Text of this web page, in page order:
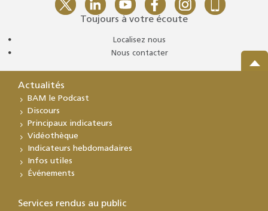
Toujours à votre écoute
Localisez nous
Nous contacter
Actualités
BAM le Podcast
Discours
Principaux indicateurs
Vidéothèque
Indicateurs hebdomadaires
Infos utiles
Événements
Services rendus au public